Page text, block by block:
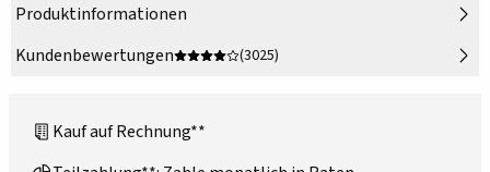
Produktinformationen
Kundenbewertungen
(3025)
Kauf auf Rechnung**